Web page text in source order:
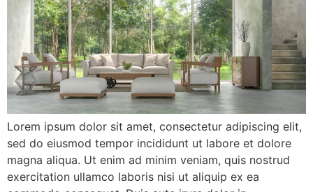
Lorem ipsum dolor sit amet, consectetur adipiscing elit,
sed do eiusmod tempor incididunt ut labore et dolore
magna aliqua. Ut enim ad minim veniam, quis nostrud
exercitation ullamco laboris nisi ut aliquip ex ea